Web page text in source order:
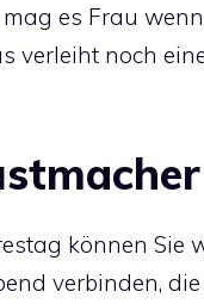
es Frau
verleiht noch
können Sie
verbinden,